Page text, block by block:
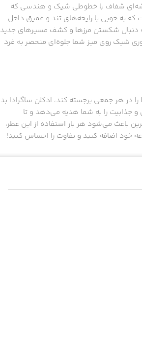
شیشه‌ای شفاف با خطوطی شیک و هندسی که
به خوبی با رایحه‌های تند و عمیق داخل
دنبال شکستن مرزها و کشف مسیرهای جدید
شیک روی میز شما جلوه‌ای منحصر به فرد
در هر جمعی برجسته کند، ادکلن ساگرادا بد
جذابیت را به شما هدیه می‌دهد و تا
باعث می‌شود هر بار استفاده از این عطر،
خود اضافه کنید و تفاوت را احساس کنید!